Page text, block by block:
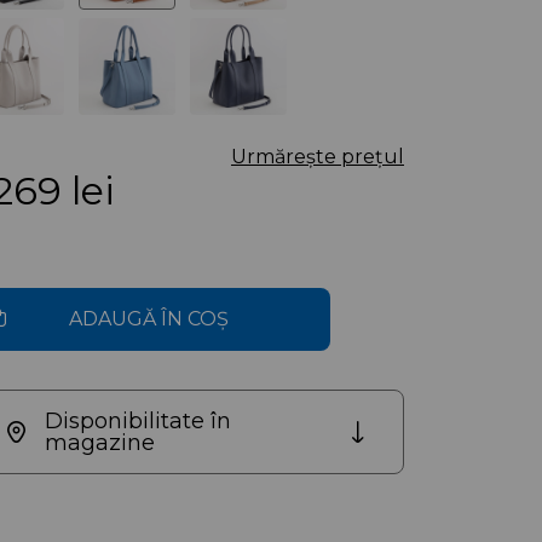
Urmărește prețul
lei
ADAUGĂ ÎN COȘ
Disponibilitate în
magazine